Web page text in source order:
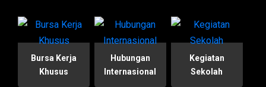
Bursa Kerja
Khusus
Hubungan
Internasional
Kegiatan
Sekolah